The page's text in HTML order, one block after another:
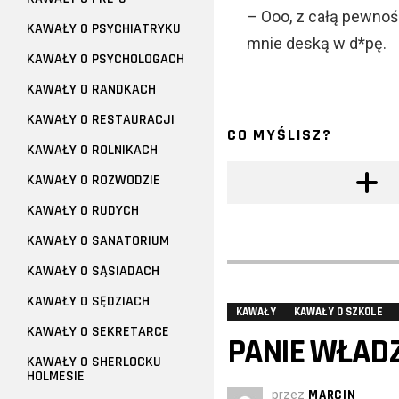
– Ooo, z całą
mnie deską w d*pę.
CO MYŚLISZ?
KAWAŁY KAWAŁY O SZKOLE
PANIE
przez MARCIN
KAWAŁY O PSYCHIATRYKU
KAWAŁY O PSYCHOLOGACH
KAWAŁY O RANDKACH
KAWAŁY O RESTAURACJI
KAWAŁY O ROLNIKACH
KAWAŁY O ROZWODZIE
KAWAŁY O RUDYCH
KAWAŁY O SANATORIUM
KAWAŁY O SĄSIADACH
KAWAŁY O SĘDZIACH
KAWAŁY O SEKRETARCE
KAWAŁY O SHERLOCKU
HOLMESIE